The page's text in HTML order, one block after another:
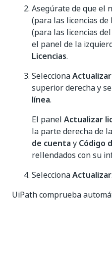
Asegúrate de que el
(para las licencias
(para las licencias
el panel de la
Licencias.
Selecciona
superior derecha y
línea.
El panel Actualizar
la parte derecha de
de cuenta y Código
rellendados con su
SeleccionaActualizar.
UiPath comprueba